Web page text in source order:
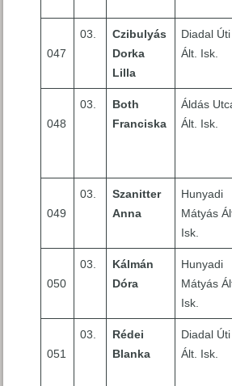
047
03.
Czibulyás
Dorka
Lilla
Diadal Úti
Ált. Isk.
048
03.
Both
Franciska
Áldás
Ált. Isk.
049
03.
Szanitter
Anna
Hunyadi
Mátyás
Isk.
050
03.
Kálmán
Dóra
Hunyadi
Mátyás
Isk.
051
03.
Rédei
Blanka
Diadal Úti
Ált. Isk.